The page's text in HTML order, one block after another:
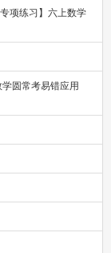
项练习】六上数学
圆常考易错应用